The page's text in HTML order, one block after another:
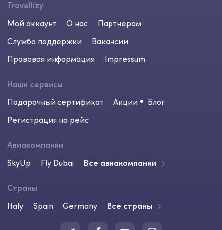
Travellizy
Мой аккаунт
О нас
Партнерам
Служба поддержки
Вакансии
Правовая информация
Impressum
Наши сервисы
Подарочный сертификат
Акции
Блог
Регистрация на рейс
Авиакомпании
SkyUp
Fly Dubai Все авиакомпании
Страны
Italy
Spain Germany Все страны